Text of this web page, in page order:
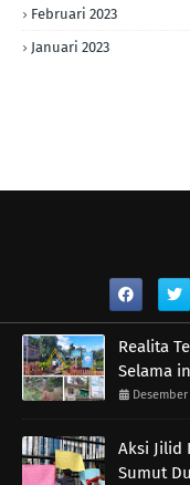
Februari 2023
Januari 2023
Realita
Selama
Desember
Aksi Jilid
Sumut